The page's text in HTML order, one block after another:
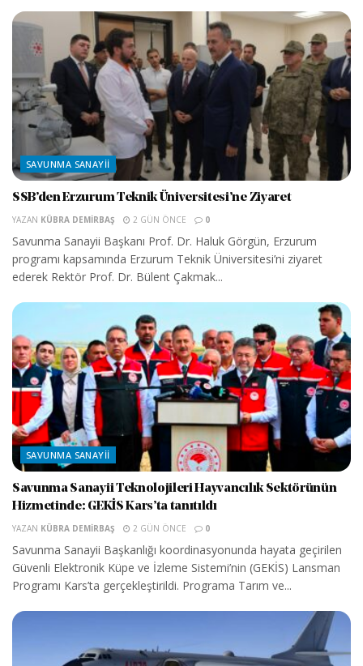
SAVUNMA SANAYII
SSB’den Erzurum Teknik Üniversitesi’ne Ziyaret
YAZAN KÜBRA DEMIRBAŞ 2 GÜN ÖNCE 0
Savunma Sanayii Başkanı Prof. Dr. Haluk Görgün, Erzurum
programı kapsamında Erzurum Teknik Üniversitesi’ni ziyaret
ederek Rektör Prof. Dr. Bülent Çakmak...
SAVUNMA SANAYII
Savunma Sanayii Teknolojileri Hayvancılık Sektörünün
Hizmetinde: GEKİS Kars’ta tanıtıldı
YAZAN KÜBRA DEMIRBAŞ 2 GÜN ÖNCE 0
Savunma Sanayii Başkanlığı koordinasyonunda hayata geçirilen
Güvenli Elektronik Küpe ve İzleme Sistemi’nin (GEKİS) Lansman
Programı Kars’ta gerçekleştirildi. Programa Tarım ve...